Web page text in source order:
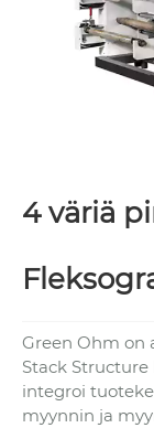
4 väriä
Green Ohm on
Stack
integroi
myynnin ja